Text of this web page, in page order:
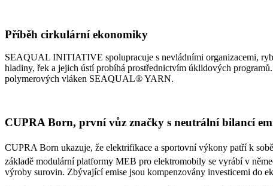
Příběh cirkulární ekonomiky
SEAQUAL INITIATIVE spolupracuje s nevládními organizacemi,
hladiny, řek a jejich ústí probíhá prostřednictvím úklidových
polymerových vláken SEAQUAL® YARN.
CUPRA Born, první vůz značky s neutrální bilancí
CUPRA Born ukazuje, že elektrifikace a sportovní výkony patří k
základě modulární platformy MEB pro elektromobily se vyrábí v
výroby surovin. Zbývající emise jsou kompenzovány investicemi do